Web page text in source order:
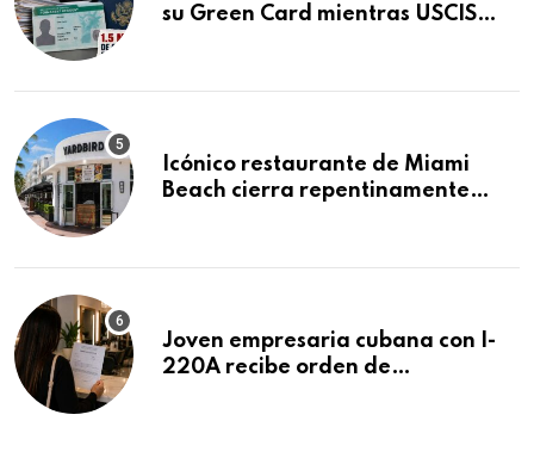
su Green Card mientras USCIS
Icónico restaurante de Miami
Beach cierra repentinamente
Joven empresaria cubana con I-
220A recibe orden de